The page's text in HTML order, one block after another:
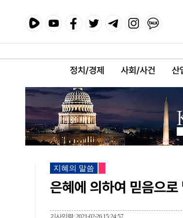
정치/경제 사회/사건 산
지혜의 말씀
은혜에 의하여 믿음으로
기사입력: 2021-02-26 15:24:57